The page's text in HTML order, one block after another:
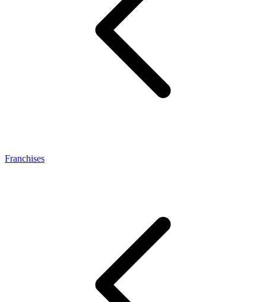
Franchises